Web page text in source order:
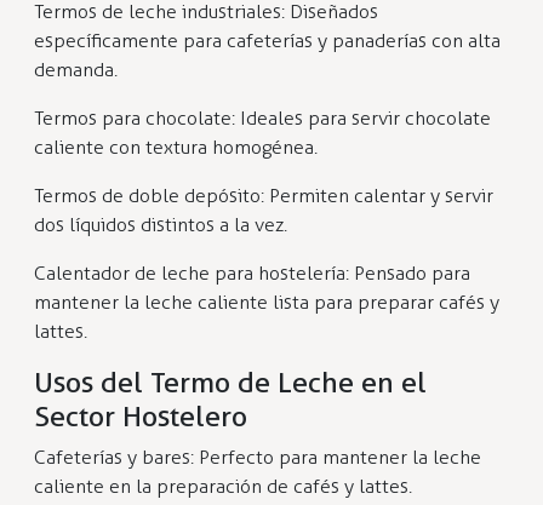
Termos de leche industriales: Diseñados
específicamente para cafeterías y panaderías con alta
demanda.
Termos para chocolate: Ideales para servir chocolate
caliente con textura homogénea.
Termos de doble depósito: Permiten calentar y servir
dos líquidos distintos a la vez.
Calentador de leche para hostelería: Pensado para
mantener la leche caliente lista para preparar cafés y
lattes.
Usos del Termo de Leche en el
Sector Hostelero
Cafeterías y bares: Perfecto para mantener la leche
caliente en la preparación de cafés y lattes.